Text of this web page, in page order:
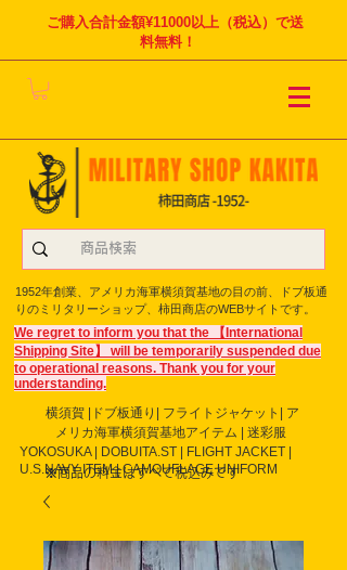
ご購入合計金額¥11000以上（税込）で送
料無料！
1952年創業、アメリカ海軍横須賀基地の目の前、ドブ板通
りのミリタリーショップ、柿田商店のWEBサイトです。
We regret to inform you that the 【International
Shipping Site】 will be temporarily suspended due
to operational reasons. Thank you for your
understanding.
横須賀 |ドブ板通り| フライト ジャケット| ア
メリカ海軍横須賀基地アイテム | 迷彩服
YOKOSUKA | DOBUITA.ST | FLIGHT JACKET |
U.S.NAVY ITEM | CAMOUFLAGE UNIFORM
※商品の料金はすべて税込みです